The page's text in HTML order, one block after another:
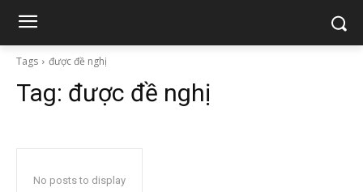
Tags được đề nghị
Tag: được đề nghị
No posts to display